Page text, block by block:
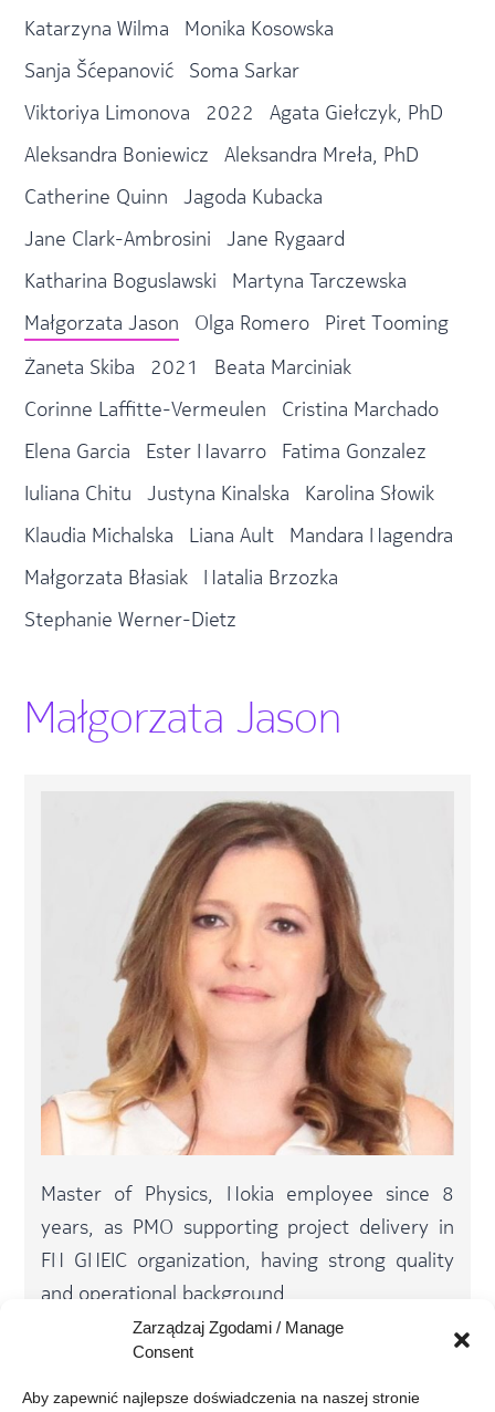
Zarządzaj Zgodami / Manage
Consent
Aby zapewnić najlepsze doświadczenia na naszej stronie
Katarzyna Wilma
Monika Kosowska
Sanja Šćepanović
Soma Sarkar
Viktoriya Limonova
2022
Agata Giełczyk, PhD
Aleksandra Boniewicz
Aleksandra Mreła, PhD
Catherine Quinn
Jagoda Kubacka
Jane Clark-Ambrosini
Jane Rygaard
Katharina Boguslawski
Martyna Tarczewska
Małgorzata Jason
Olga Romero
Piret Tooming
Żaneta Skiba
2021
Beata Marciniak
Corinne Laffitte-Vermeulen
Cristina Marchado
Elena Garcia
Ester Navarro
Fatima Gonzalez
Iuliana Chitu
Justyna Kinalska
Karolina Słowik
Klaudia Michalska
Liana Ault
Mandara Nagendra
Małgorzata Błasiak
Natalia Brzozka
Stephanie Werner-Dietz
Małgorzata Jason
Master of Physics, Nokia employee since 8
years, as PMO supporting project delivery in
FN GNEIC organization, having strong quality
and operational background.
Privately happy married with wonderful